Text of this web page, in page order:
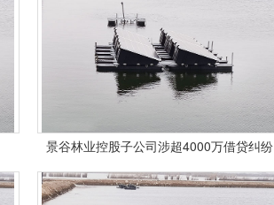
景谷林业控股子公司涉超4000万借贷纠纷